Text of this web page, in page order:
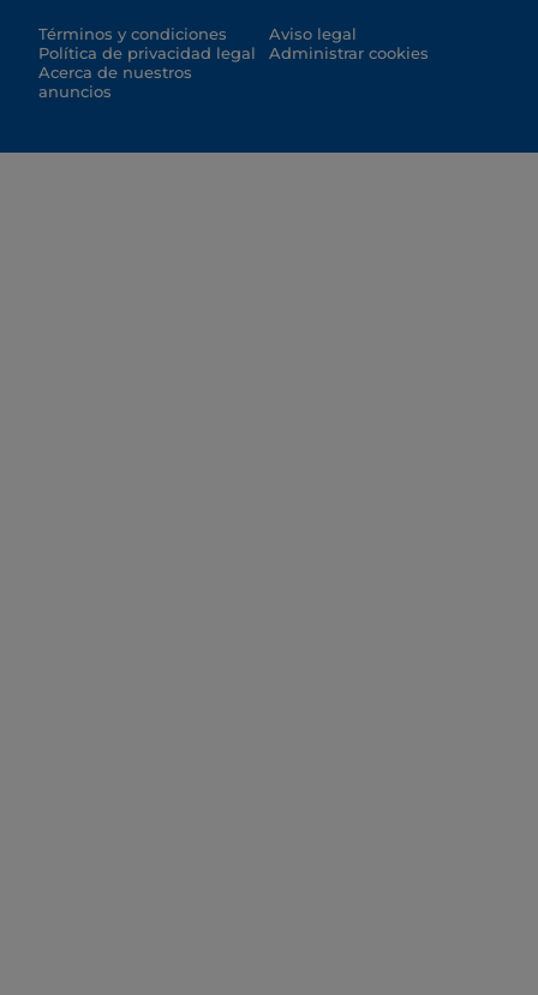
Términos y condiciones
Política de privacidad legal
Acerca de nuestros
anuncios
Aviso legal
Administrar cookies